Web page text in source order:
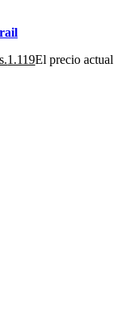
1.119El precio actual